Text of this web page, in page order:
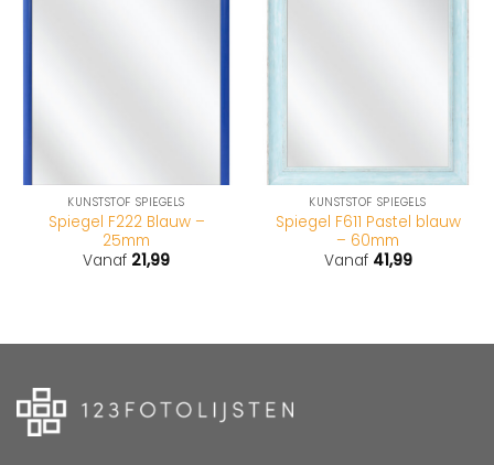
KUNSTSTOF SPIEGELS
Spiegel F222 Blauw –
25mm
Vanaf 21,99
KUNSTSTOF SPIEGELS
Spiegel F611 Pastel blauw
– 60mm
Vanaf 41,99